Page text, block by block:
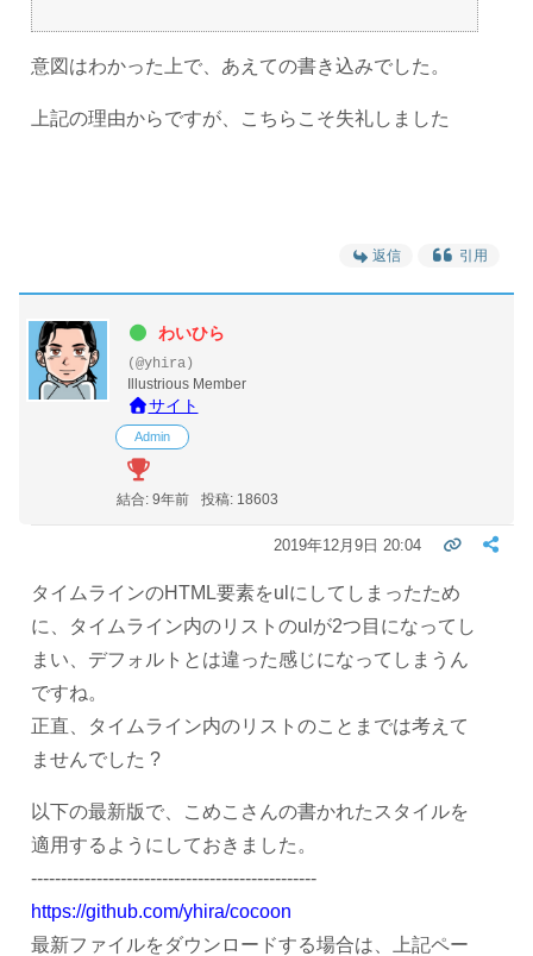
意図はわかった上で、あえての書き込みでした。
上記の理由からですが、こちらこそ失礼しました
返信 引用
わいひら
(@yhira)
Illustrious Member
サイト
Admin
結合: 9年前 投稿: 18603
2019年12月9日 20:04
タイムラインのHTML要素をulにしてしまったため
に、タイムライン内のリストのulが2つ目になってし
まい、デフォルトとは違った感じになってしまうん
ですね。
正直、タイムライン内のリストのことまでは考えて
ませんでした ?
以下の最新版で、こめこさんの書かれたスタイルを
適用するようにしておきました。
------------------------------------------------
https://github.com/yhira/cocoon
最新ファイルをダウンロードする場合は、上記ペー